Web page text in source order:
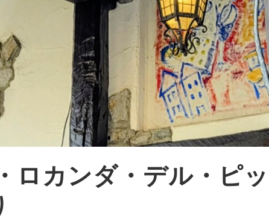
ロカンダ・デル・ピ